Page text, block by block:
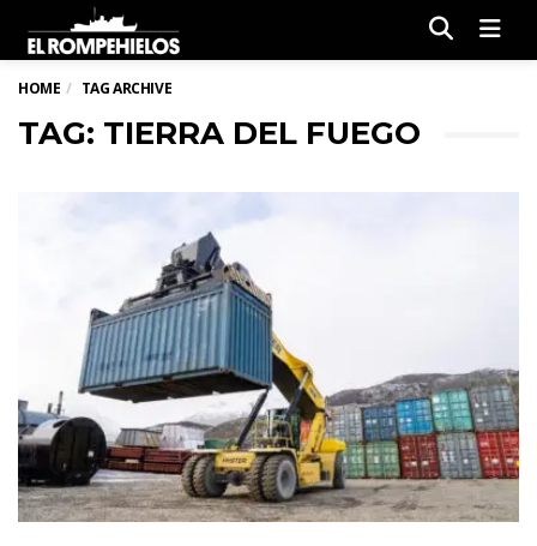
HOME TAG ARCHIVE
TAG: TIERRA DEL FUEGO